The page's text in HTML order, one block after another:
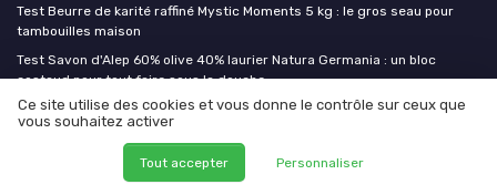
Test Beurre de karité raffiné Mystic Moments 5 kg : le gros seau pour
tambouilles maison
Test Savon d'Alep 60% olive 40% laurier Natura Germania : un bloc
costaud pour tout faire sous la douche
Ce site utilise des cookies et vous donne le contrôle sur ceux que
vous souhaitez activer
Tout accepter Personnaliser